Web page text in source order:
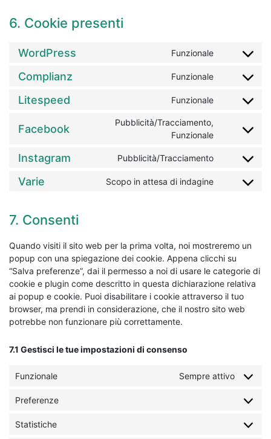
6. Cookie presenti
WordPress Funzionale Consent
Complianz Funzionale Consent to
Litespeed Funzionale Consent to
Facebook
Pubblicità/Tracciamento,
Funzionale
Consent
Instagram Pubblicità/Tracciamento Consent to
Varie Scopo in attesa di indagine Consent to
7. Consenti
Quando visiti il sito web per la prima volta, noi mostreremo un
popup con una spiegazione dei cookie. Appena clicchi su
“Salva preferenze”, dai il permesso a noi di usare le categorie di
cookie e plugin come descritto in questa dichiarazione relativa
ai popup e cookie. Puoi disabilitare i cookie attraverso il tuo
browser, ma prendi in considerazione, che il nostro sito web
potrebbe non funzionare più correttamente.
7.1 Gestisci le tue impostazioni di consenso
Funzionale Sempre attivo
Preferenze
Statistiche